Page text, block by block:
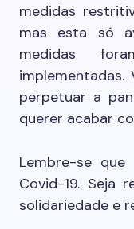
medidas
mas esta só
medidas
perpetuar a
querer acabar
Lembre-se
Covid-19. Seja
solidariedade e